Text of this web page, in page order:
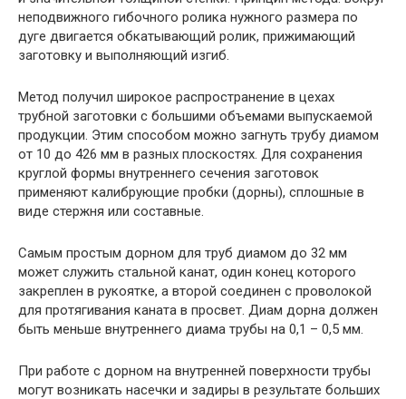
неподвижного гибочного ролика нужного размера по
дуге двигается обкатывающий ролик, прижимающий
заготовку и выполняющий изгиб.
Метод получил широкое распространение в цехах
трубной заготовки с большими объемами выпускаемой
продукции. Этим способом можно загнуть трубу диамом
от 10 до 426 мм в разных плоскостях. Для сохранения
круглой формы внутреннего сечения заготовок
применяют калибрующие пробки (дорны), сплошные в
виде стержня или составные.
Самым простым дорном для труб диамом до 32 мм
может служить стальной канат, один конец которого
закреплен в рукоятке, а второй соединен с проволокой
для протягивания каната в просвет. Диам дорна должен
быть меньше внутреннего диама трубы на 0,1 – 0,5 мм.
При работе с дорном на внутренней поверхности трубы
могут возникать насечки и задиры в результате больших